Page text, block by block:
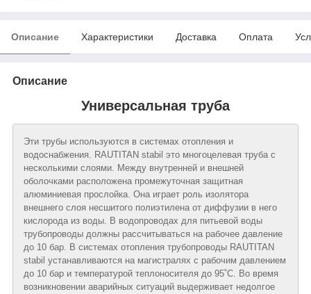
Описание Характеристики Доставка Оплата
Описание
Универсальная труба
Эти трубы используются в системах отопления и
водоснабжения. RAUTITAN stabil это многоцелевая труба с
несколькими слоями. Между внутренней и внешней
оболочками расположена промежуточная защитная
алюминиевая прослойка. Она играет роль изолятора
внешнего слоя несшитого полиэтилена от диффузии в него
кислорода из воды. В водопроводах для питьевой воды
трубопроводы должны рассчитываться на рабочее давление
до 10 бар. В системах отопления трубопроводы RAUTITAN
stabil устанавливаются на магистралях с рабочим давлением
до 10 бар и температурой теплоносителя до 95˚С. Во время
возникновении аварийных ситуаций выдерживает недолгое